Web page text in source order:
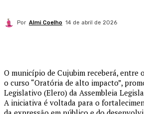
Por Almi Coelho 14 de abril de 2026
O município de Cujubim receberá, entre
o curso “Oratória de alto impacto”,
Legislativo (Elero) da Assembleia
A iniciativa é voltada para o